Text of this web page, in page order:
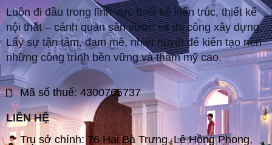
Luôn đi đầu trong lĩnh vực thiết kế kiến trúc, thiết kế
nội thất – cảnh quan sân vườn và thi công xây dựng.
Lấy sự tận tâm, đam mê, nhiệt huyết để kiến tạo nên
những công trình bền vững và thẩm mỹ cao.
Mã số thuế: 4300765737
LIÊN HỆ
Trụ sở chính: 76 Hai Bà Trưng, Lê Hồng Phong,